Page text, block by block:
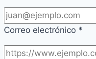
Correo electrónico *